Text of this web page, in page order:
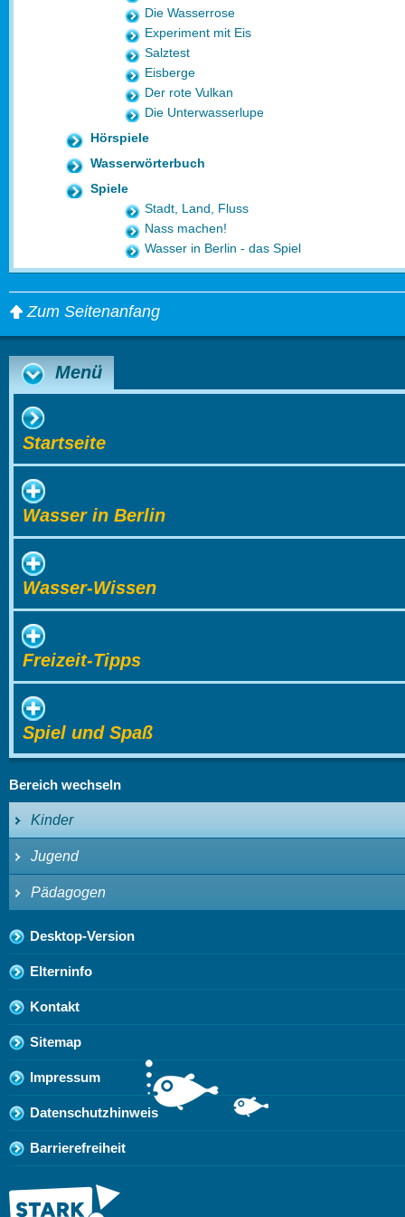
Die Wasserrose
Experiment mit Eis
Salztest
Eisberge
Der rote Vulkan
Die Unterwasserlupe
Hörspiele
Wasserwörterbuch
Spiele
Stadt, Land, Fluss
Nass machen!
Wasser in Berlin - das Spiel
Zum Seitenanfang
Menü
Startseite
Wasser in Berlin
Wasser-Wissen
Freizeit-Tipps
Spiel und Spaß
Bereich wechseln
Kinder
Jugend
Pädagogen
Desktop-Version
Elterninfo
Kontakt
Sitemap
Impressum
Datenschutzhinweis
Barrierefreiheit